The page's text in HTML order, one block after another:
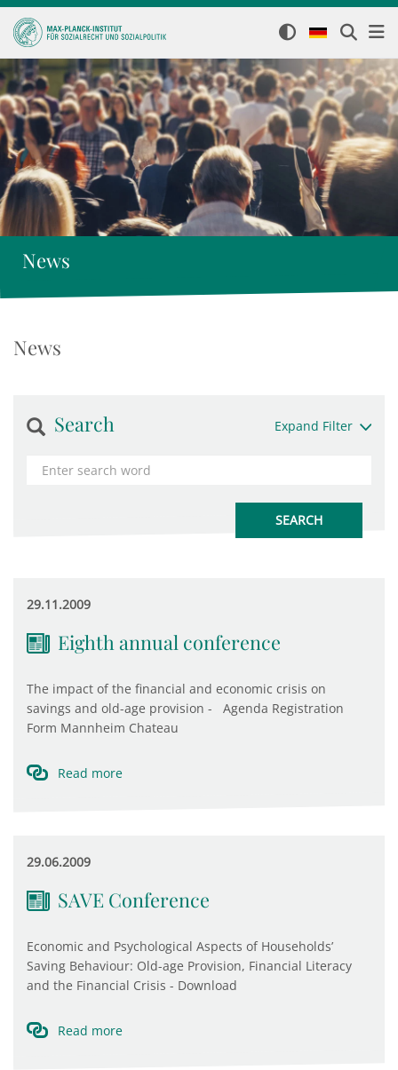
News
News
Search Expand Filter
29.11.2009
Eighth annual conference
The impact of the financial and economic crisis on
savings and old-age provision - Agenda Registration
Form Mannheim Chateau
Read more
29.06.2009
SAVE Conference
Economic and Psychological Aspects of Households’
Saving Behaviour: Old-age Provision, Financial Literacy
and the Financial Crisis - Download
Read more